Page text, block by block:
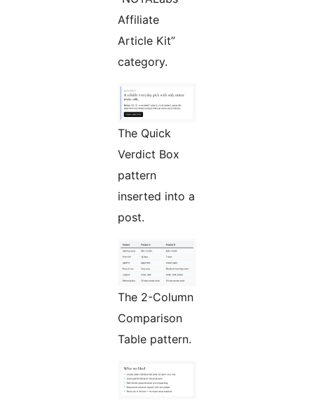
Affiliate
Article Kit”
category.
The Quick
Verdict Box
pattern
inserted into a
post.
The 2-Column
Comparison
Table pattern.